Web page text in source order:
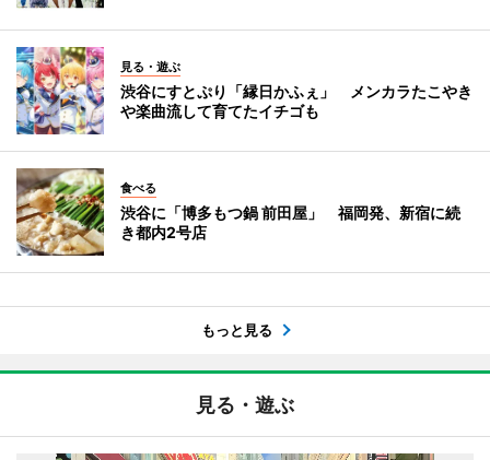
見る・遊ぶ
渋谷にすとぷり「縁日かふぇ」 メンカラたこやき
や楽曲流して育てたイチゴも
食べる
渋谷に「博多もつ鍋 前田屋」 福岡発、新宿に続
き都内2号店
もっと見る
見る・遊ぶ